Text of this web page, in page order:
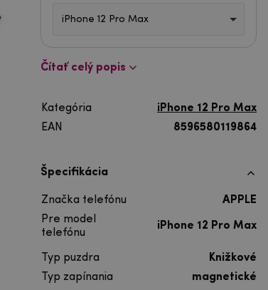
iPhone 12 Pro Max
Čítať celý popis
Kategória
iPhone 12 Pro Max
EAN
8596580119864
Špecifikácia
Značka telefónu
APPLE
Pre model
telefónu
iPhone 12 Pro Max
Typ puzdra
Knižkové
Typ zapínania
magnetické